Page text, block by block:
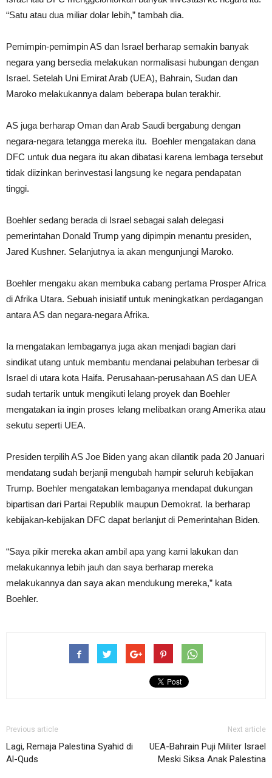
“Satu atau dua miliar dolar lebih,” tambah dia.
Pemimpin-pemimpin AS dan Israel berharap semakin banyak
negara yang bersedia melakukan normalisasi hubungan dengan
Israel. Setelah Uni Emirat Arab (UEA), Bahrain, Sudan dan
Maroko melakukannya dalam beberapa bulan terakhir.
AS juga berharap Oman dan Arab Saudi bergabung dengan
negara-negara tetangga mereka itu. Boehler mengatakan dana
DFC untuk dua negara itu akan dibatasi karena lembaga tersebut
tidak diizinkan berinvestasi langsung ke negara pendapatan
tinggi.
Boehler sedang berada di Israel sebagai salah delegasi
pemerintahan Donald Trump yang dipimpin menantu presiden,
Jared Kushner. Selanjutnya ia akan mengunjungi Maroko.
Boehler mengaku akan membuka cabang pertama Prosper Africa
di Afrika Utara. Sebuah inisiatif untuk meningkatkan perdagangan
antara AS dan negara-negara Afrika.
Ia mengatakan lembaganya juga akan menjadi bagian dari
sindikat utang untuk membantu mendanai pelabuhan terbesar di
Israel di utara kota Haifa. Perusahaan-perusahaan AS dan UEA
sudah tertarik untuk mengikuti lelang proyek dan Boehler
mengatakan ia ingin proses lelang melibatkan orang Amerika atau
sekutu seperti UEA.
Presiden terpilih AS Joe Biden yang akan dilantik pada 20 Januari
mendatang sudah berjanji mengubah hampir seluruh kebijakan
Trump. Boehler mengatakan lembaganya mendapat dukungan
bipartisan dari Partai Republik maupun Demokrat. Ia berharap
kebijakan-kebijakan DFC dapat berlanjut di Pemerintahan Biden.
“Saya pikir mereka akan ambil apa yang kami lakukan dan
melakukannya lebih jauh dan saya berharap mereka
melakukannya dan saya akan mendukung mereka,” kata
Boehler.
Previous article
Lagi, Remaja Palestina Syahid di
Al-Quds
Next article
UEA-Bahrain Puji Militer Israel
Meski Siksa Anak Palestina